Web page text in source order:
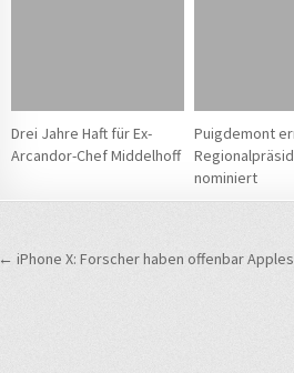
Drei Jahre Haft für Ex-
Arcandor-Chef Middelhoff
Puigdemont
nominiert
Beitragsnavigation
← iPhone X: Forscher haben offenbar